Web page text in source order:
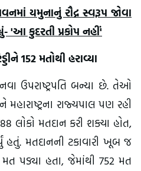
યમુનાનું રૌદ્ર સ્વરૂપ જોવા
'આ કુદરતી પ્રકોપ નહીં'
152 મતોથી હરાવ્યા
ઉપરાષ્ટ્રપતિ બન્યા છે. તેઓ
રાજ્યપાલ પણ રહી
લોકો મતદાન કરી શક્યા હોત,
હતું. મતદાનની ટકાવારી ખૂબ જ
પડ્યા હતા, જેમાંથી 752 મત